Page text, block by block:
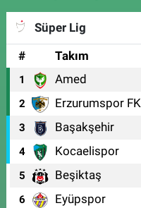
Süper Lig
#
Takım
1 Amed
2 Erzurumspor FK
3 Başakşehir
4 Kocaelispor
5 Beşiktaş
6 Eyüpspor